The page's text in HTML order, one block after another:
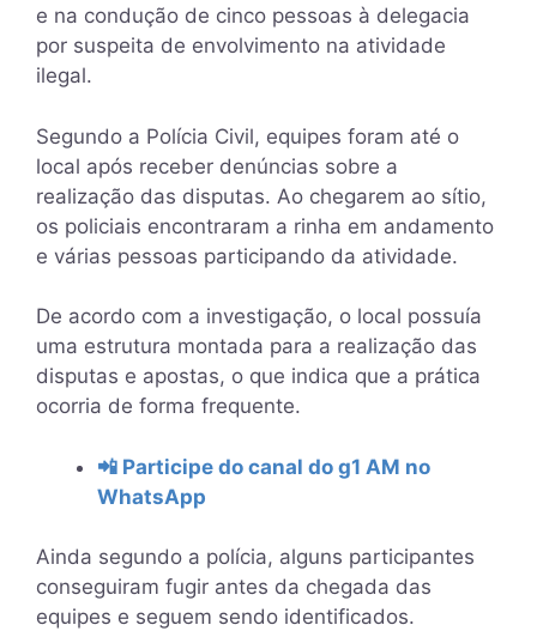
e na condução de cinco pessoas à delegacia
por suspeita de envolvimento na atividade
ilegal.
Segundo a Polícia Civil, equipes foram até o
local após receber denúncias sobre a
realização das disputas. Ao chegarem ao sítio,
os policiais encontraram a rinha em andamento
e várias pessoas participando da atividade.
De acordo com a investigação, o local possuía
uma estrutura montada para a realização das
disputas e apostas, o que indica que a prática
ocorria de forma frequente.
📲 Participe do canal do g1 AM no
WhatsApp
Ainda segundo a polícia, alguns participantes
conseguiram fugir antes da chegada das
equipes e seguem sendo identificados.